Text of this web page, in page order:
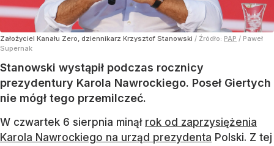
Założyciel Kanału Zero, dziennikarz Krzysztof Stanowski / Źródło: PAP / Paweł
Supernak
Stanowski wystąpił podczas rocznicy
prezydentury Karola Nawrockiego. Poseł Giertych
nie mógł tego przemilczeć.
W czwartek 6 sierpnia minął rok od zaprzysiężenia
Karola Nawrockiego na urząd prezydenta Polski. Z tej